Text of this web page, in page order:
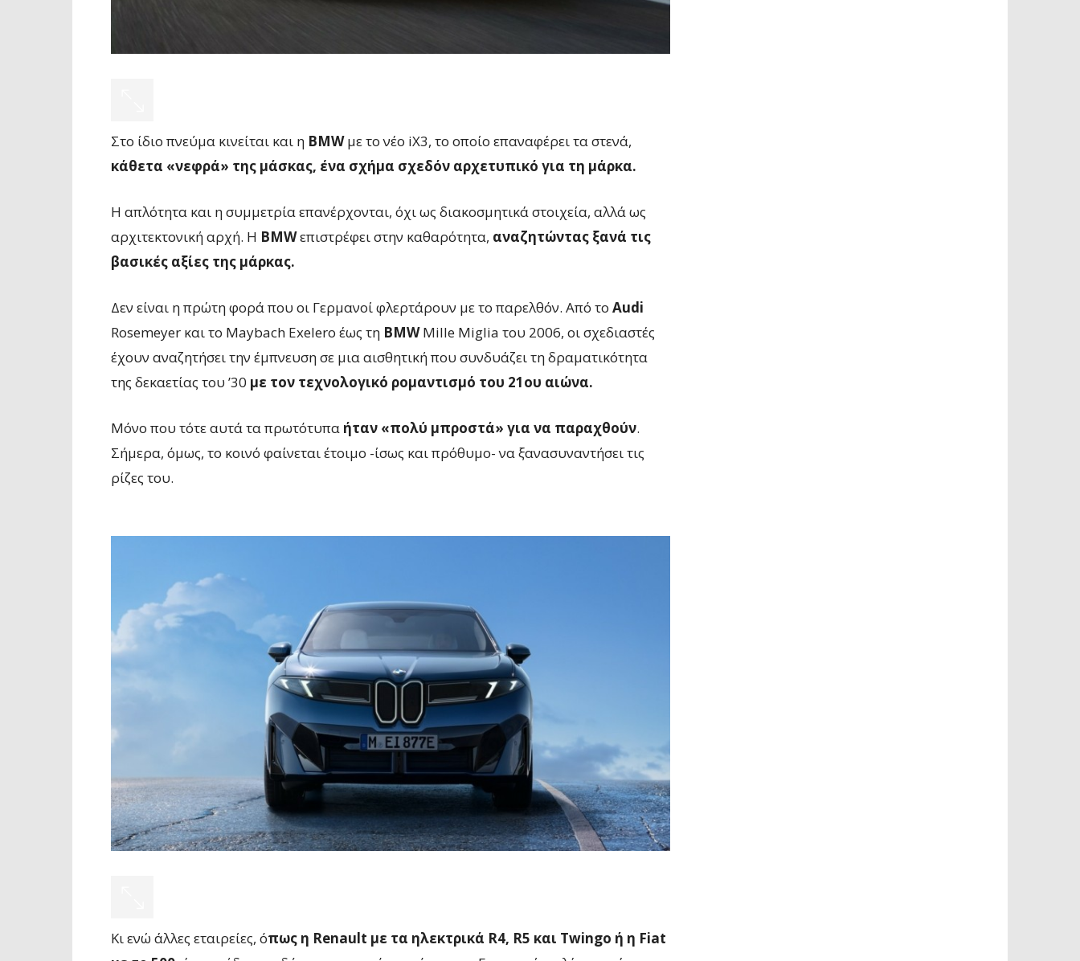
Στο ίδιο πνεύμα κινείται και η BMWμε το νέο iX3, το οποίο επαναφέρει τα στενά,
κάθετα «νεφρά» της μάσκας, ένα σχήμα σχεδόν αρχετυπικό για τη μάρκα.
Η απλότητα και η συμμετρία επανέρχονται, όχι ως διακοσμητικά στοιχεία, αλλά ως
αρχιτεκτονική αρχή. Η BMWεπιστρέφει στην καθαρότητα, αναζητώντας ξανά τις
βασικές αξίες της μάρκας.
Δεν είναι η πρώτη φορά που οι Γερμανοί φλερτάρουν με το παρελθόν. Από το Audi
Rosemeyer και το Maybach Exelero έως τη BMWMille Miglia του 2006, οι σχεδιαστές
έχουν αναζητήσει την έμπνευση σε μια αισθητική που συνδυάζει τη δραματικότητα
της δεκαετίας του ’30 με τον τεχνολογικό ρομαντισμό του 21ου αιώνα.
Μόνο που τότε αυτά τα πρωτότυπα ήταν «πολύ μπροστά» για να παραχθούν.
Σήμερα, όμως, το κοινό φαίνεται έτοιμο -ίσως και πρόθυμο- να ξανασυναντήσει τις
ρίζες του.
Κι ενώ άλλες εταιρείες, όπως η Renault με τα ηλεκτρικά R4, R5 και Twingo ή η Fiat